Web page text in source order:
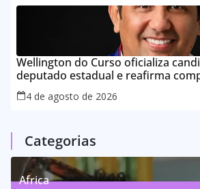
Wellington do Curso oficializa
deputado estadual e reafirma
povo do Maranhão
4 de agosto de 2026
Categorias
Africa